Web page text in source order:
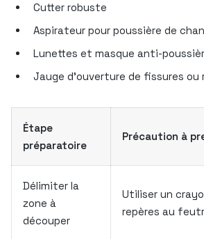
Cutter robuste
Aspirateur pour poussière de
Lunettes et masque anti-
Jauge d’ouverture de fissures ou
Étape
préparatoire
Précaution à
Délimiter la
zone à
découper
Utiliser un
repères au